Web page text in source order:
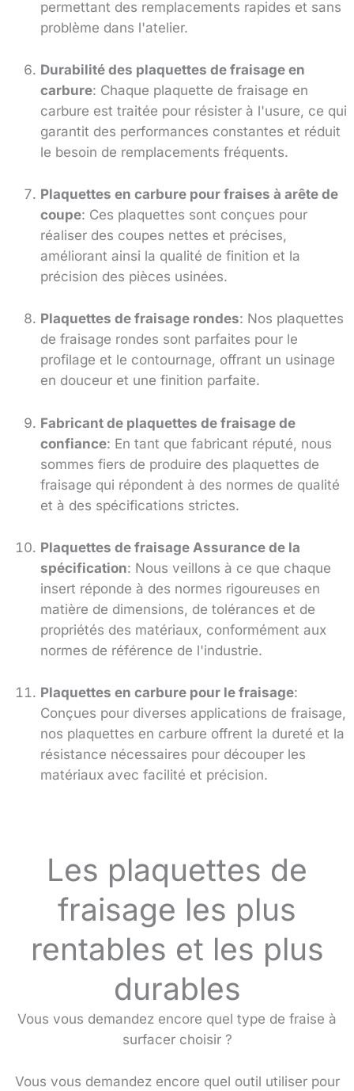
permettant des remplacements rapides et sans
problème dans l'atelier.
Durabilité des plaquettes de fraisage en
carbure: Chaque plaquette de fraisage en
carbure est traitée pour résister à l'usure, ce qui
garantit des performances constantes et réduit
le besoin de remplacements fréquents.
Plaquettes en carbure pour fraises à arête de
coupe: Ces plaquettes sont conçues pour
réaliser des coupes nettes et précises,
améliorant ainsi la qualité de finition et la
précision des pièces usinées.
Plaquettes de fraisage rondes: Nos plaquettes
de fraisage rondes sont parfaites pour le
profilage et le contournage, offrant un usinage
en douceur et une finition parfaite.
Fabricant de plaquettes de fraisage de
confiance: En tant que fabricant réputé, nous
sommes fiers de produire des plaquettes de
fraisage qui répondent à des normes de qualité
et à des spécifications strictes.
Plaquettes de fraisage Assurance de la
spécification: Nous veillons à ce que chaque
insert réponde à des normes rigoureuses en
matière de dimensions, de tolérances et de
propriétés des matériaux, conformément aux
normes de référence de l'industrie.
Plaquettes en carbure pour le fraisage:
Conçues pour diverses applications de fraisage,
nos plaquettes en carbure offrent la dureté et la
résistance nécessaires pour découper les
matériaux avec facilité et précision.
Les plaquettes de
fraisage les plus
rentables et les plus
durables
Vous vous demandez encore quel type de fraise à
surfacer choisir ?
Vous vous demandez encore quel outil utiliser pour